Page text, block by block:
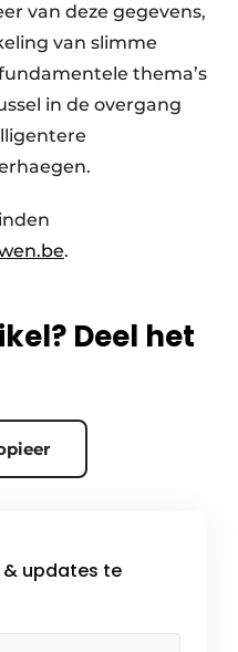
van deze gegevens,
van slimme
thema’s
in de overgang
.
Deel het
& updates te